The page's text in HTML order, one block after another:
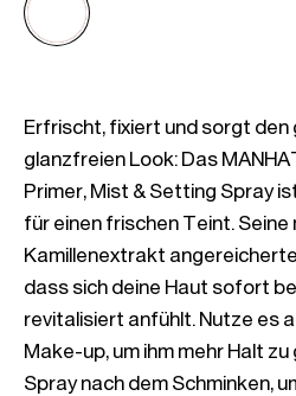
Erfrischt, fixiert und sorgt den
glanzfreien Look: Das
Primer, Mist & Setting Spray
für einen frischen Teint. Seine
Kamillenextrakt
dass sich deine Haut sofort
revitalisiert anfühlt. Nutze es
Make-up, um ihm mehr Halt
Spray nach dem Schminken,